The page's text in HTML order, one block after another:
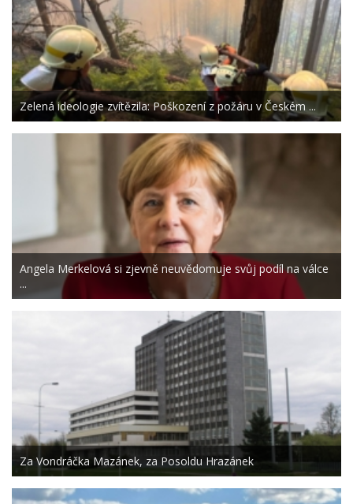
Zelená ideologie zvítězila: Poškození z požáru v Českém ...
Angela Merkelová si zjevně neuvědomuje svůj podíl na válce
...
Za Vondráčka Mazánek, za Posoldu Hrazánek